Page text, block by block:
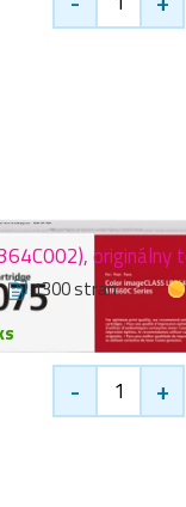
originálny
1300 stran
- +